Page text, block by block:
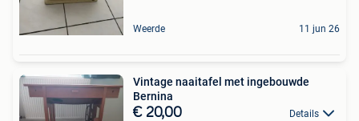
Weerde 11 jun 26
Vintage naaitafel met ingebouwde
Bernina
€ 20,00 Details